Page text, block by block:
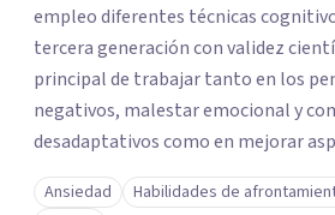
empleo diferentes técnicas
tercera generación con validez
principal de trabajar tanto en los
negativos, malestar emocional y
desadaptativos como en mejorar
habilidades y desarrollo personal.
míos y juntos los alcanzaremos!. Mi objetivo principal es
Ansiedad Habilidades de